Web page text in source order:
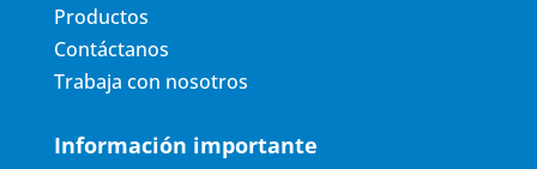
Productos
Contáctanos
Trabaja con nosotros
Información importante